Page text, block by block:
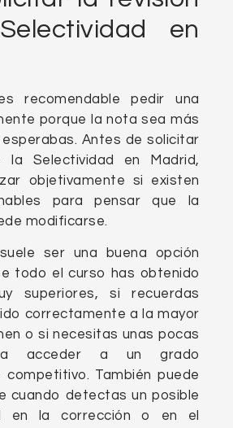
en
recomendable pedir una
porque la nota sea más
Antes de solicitar
la Selectividad en Madrid,
objetivamente si existen
para pensar que la
modificarse.
ser una buena opción
todo el curso has obtenido
superiores, si recuerdas
correctamente a la mayor
o si necesitas unas pocas
acceder a un grado
competitivo. También puede
cuando detectas un posible
en la corrección o en el